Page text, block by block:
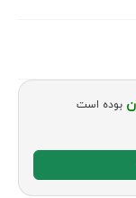
بوده است